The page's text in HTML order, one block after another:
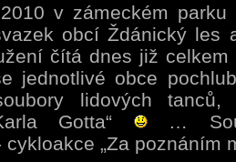
v zámeckém
obcí Ždánický les
čítá dnes již
jednotlivé obce
lidových tanců,
Gotta“
…
cykloakce „Za poznáním